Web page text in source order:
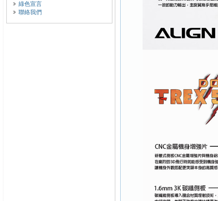
綠色宣言
聯絡我們